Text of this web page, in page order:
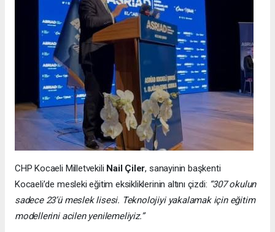
CHP Kocaeli Milletvekili Nail Çiler, sanayinin başkenti
Kocaeli’de mesleki eğitim eksikliklerinin altını çizdi: “307 okulun
sadece 23’ü meslek lisesi. Teknolojiyi yakalamak için eğitim
modellerini acilen yenilemeliyiz.”